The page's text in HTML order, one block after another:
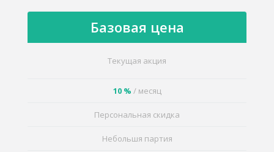
Базовая цена
Текущая акция
10 % / месяц
Персональная скидка
Небольшя партия